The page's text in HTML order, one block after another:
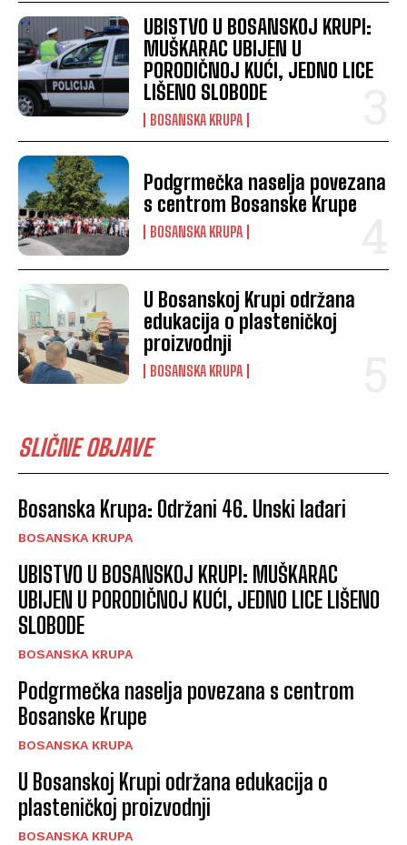
UBISTVO U BOSANSKOJ KRUPI:
MUŠKARAC UBIJEN U
PORODIČNOJ KUĆI, JEDNO LICE
LIŠENO SLOBODE
BOSANSKA KRUPA
Podgrmečka naselja povezana
s centrom Bosanske Krupe
BOSANSKA KRUPA
U Bosanskoj Krupi održana
edukacija o plasteničkoj
proizvodnji
BOSANSKA KRUPA
SLIČNE OBJAVE
Bosanska Krupa: Održani 46. Unski lađari
BOSANSKA KRUPA
UBISTVO U BOSANSKOJ KRUPI: MUŠKARAC
UBIJEN U PORODIČNOJ KUĆI, JEDNO LICE LIŠENO
SLOBODE
BOSANSKA KRUPA
Podgrmečka naselja povezana s centrom
Bosanske Krupe
BOSANSKA KRUPA
U Bosanskoj Krupi održana edukacija o
plasteničkoj proizvodnji
BOSANSKA KRUPA